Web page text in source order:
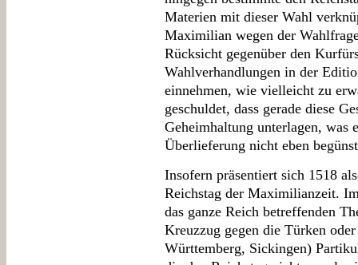
Materien mit dieser Wahl
Maximilian wegen der
Rücksicht gegenüber den
Wahlverhandlungen in der
einnehmen, wie vielleicht zu
geschuldet, dass gerade diese
Geheimhaltung unterlagen, was
Überlieferung nicht eben
Insofern präsentiert sich 1518
Reichstag der Maximilianzeit.
das ganze Reich betreffenden
Kreuzzug gegen die Türken
Württemberg, Sickingen)